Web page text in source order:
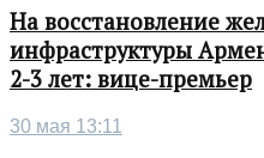
На восстановление
инфраструктуры
2-3 лет: вице-премьер
30 мая 13:11